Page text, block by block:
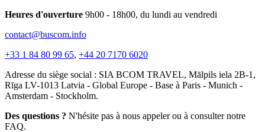
Heures d'ouverture 9h00 - 18h00, du lundi au vendredi
contact@buscom.info
+33 1 84 80 99 65, +44 20 7170 6020
Adresse du siège social : SIA BCOM TRAVEL, Mālpils iela 2B-1,
Rīga LV-1013 Latvia - Global Europe - Base à Paris - Munich -
Amsterdam - Stockholm.
Des questions ? N'hésite pas à nous appeler ou à consulter notre
FAQ.